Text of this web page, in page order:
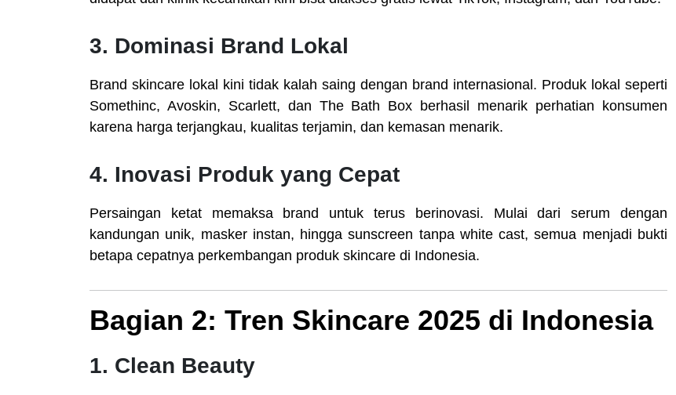
3. Dominasi Brand Lokal
Brand skincare lokal kini tidak kalah saing dengan brand internasional. Produk lokal seperti
Somethinc, Avoskin, Scarlett, dan The Bath Box berhasil menarik perhatian konsumen
karena harga terjangkau, kualitas terjamin, dan kemasan menarik.
4. Inovasi Produk yang Cepat
Persaingan ketat memaksa brand untuk terus berinovasi. Mulai dari serum dengan
kandungan unik, masker instan, hingga sunscreen tanpa white cast, semua menjadi bukti
betapa cepatnya perkembangan produk skincare di Indonesia.
Bagian 2: Tren Skincare 2025 di Indonesia
1. Clean Beauty